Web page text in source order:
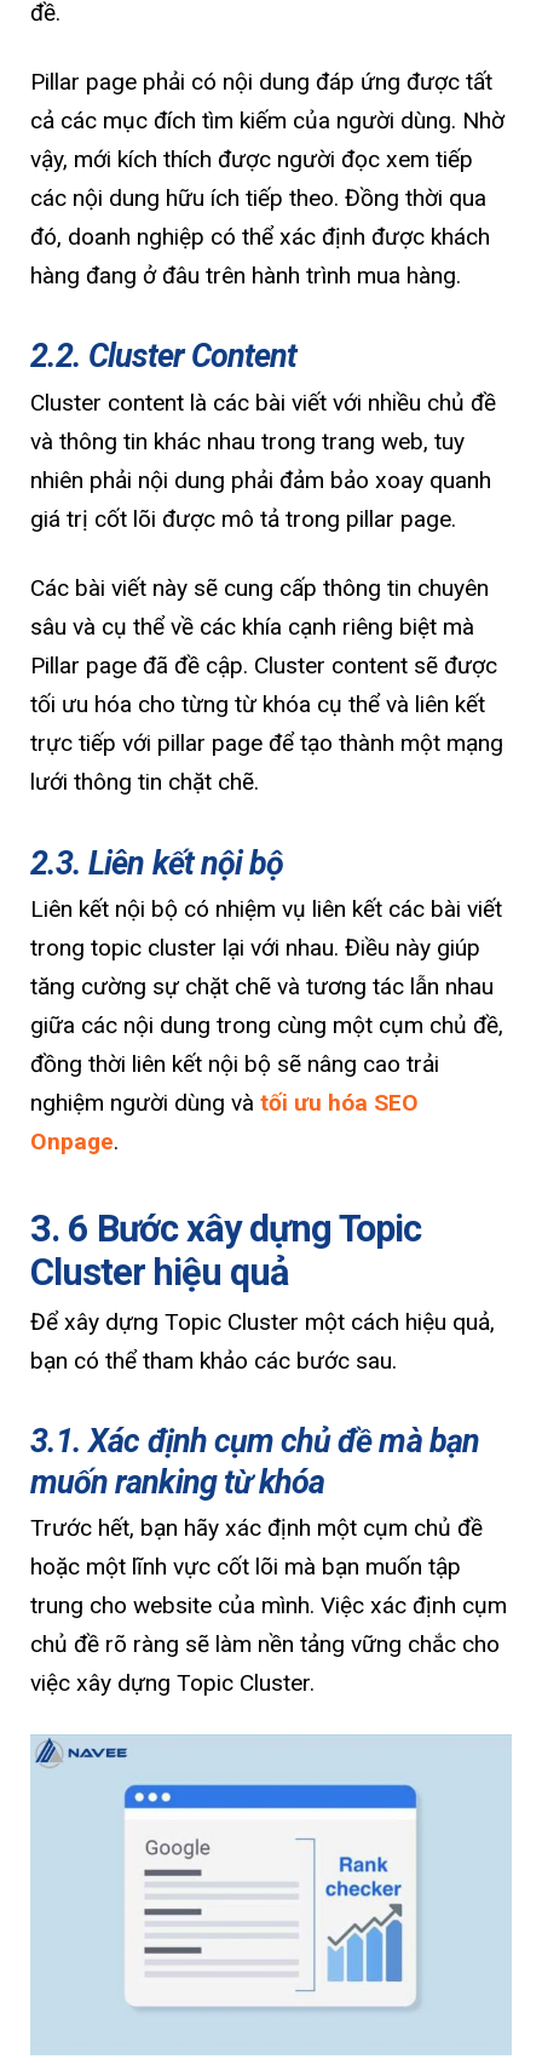
đề.
Pillar page phải có nội dung đáp ứng được tất
cả các mục đích tìm kiếm của người dùng. Nhờ
vậy, mới kích thích được người đọc xem tiếp
các nội dung hữu ích tiếp theo. Đồng thời qua
đó, doanh nghiệp có thể xác định được khách
hàng đang ở đâu trên hành trình mua hàng.
2.2. Cluster Content
Cluster content là các bài viết với nhiều chủ đề
và thông tin khác nhau trong trang web, tuy
nhiên phải nội dung phải đảm bảo xoay quanh
giá trị cốt lõi được mô tả trong pillar page.
Các bài viết này sẽ cung cấp thông tin chuyên
sâu và cụ thể về các khía cạnh riêng biệt mà
Pillar page đã đề cập. Cluster content sẽ được
tối ưu hóa cho từng từ khóa cụ thể và liên kết
trực tiếp với pillar page để tạo thành một mạng
lưới thông tin chặt chẽ.
2.3. Liên kết nội bộ
Liên kết nội bộ có nhiệm vụ liên kết các bài viết
trong topic cluster lại với nhau. Điều này giúp
tăng cường sự chặt chẽ và tương tác lẫn nhau
giữa các nội dung trong cùng một cụm chủ đề,
đồng thời liên kết nội bộ sẽ nâng cao trải
nghiệm người dùng và tối ưu hóa SEO
Onpage.
3. 6 Bước xây dựng Topic
Cluster hiệu quả
Để xây dựng Topic Cluster một cách hiệu quả,
bạn có thể tham khảo các bước sau.
3.1. Xác định cụm chủ đề mà bạn
muốn ranking từ khóa
Trước hết, bạn hãy xác định một cụm chủ đề
hoặc một lĩnh vực cốt lõi mà bạn muốn tập
trung cho website của mình. Việc xác định cụm
chủ đề rõ ràng sẽ làm nền tảng vững chắc cho
việc xây dựng Topic Cluster.